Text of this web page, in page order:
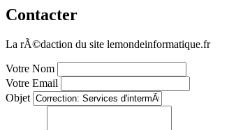
Contacter
La rÃ©daction du site lemondeinformatique.fr
Votre Nom
Votre Email
Objet